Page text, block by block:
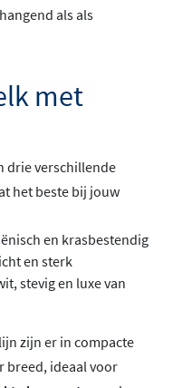
als als
met
drie verschillende
het beste bij jouw
en krasbestendig
en sterk
stevig en luxe van
zijn er in compacte
breed, ideaal voor